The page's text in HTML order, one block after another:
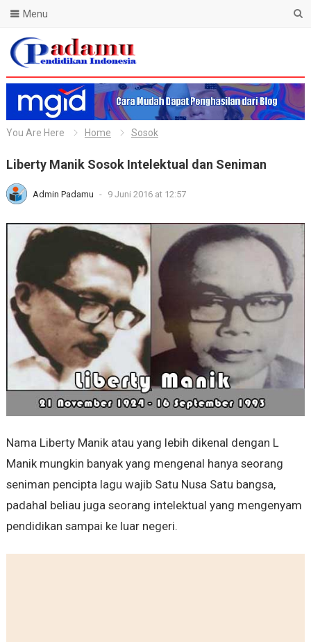
Blog Padamu
Menu
You Are Here Home Sosok
Liberty Manik Sosok Intelektual dan Seniman
Admin Padamu - 9 Juni 2016 at 12:57
Nama Liberty Manik atau yang lebih dikenal dengan L
Manik mungkin banyak yang mengenal hanya seorang
seniman pencipta lagu wajib Satu Nusa Satu bangsa,
padahal beliau juga seorang intelektual yang mengenyam
pendidikan sampai ke luar negeri.